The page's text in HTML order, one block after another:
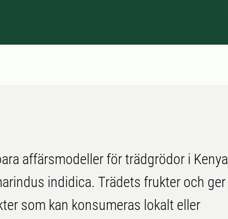
affärsmodeller för trädgrödor i Kenya
indidica. Trädets frukter och ger
som kan konsumeras lokalt eller